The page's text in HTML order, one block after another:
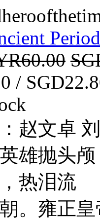
/
赵文卓
英雄抛头
，热泪流
。雍正